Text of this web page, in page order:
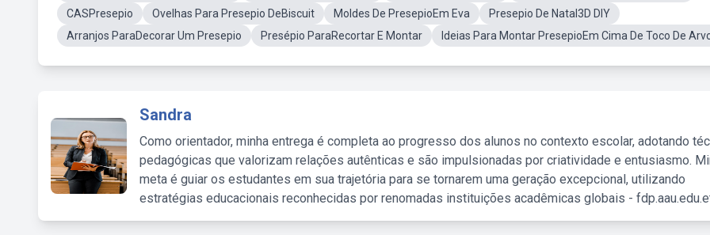
CASPresepio
Ovelhas Para Presepio DeBiscuit Moldes De PresepioEm Eva
Presepio De Natal3D DIY
Arranjos ParaDecorar Um Presepio
Presépio ParaRecortar E Montar Ideias Para Montar PresepioEm Cima De Toco De
Sandra
Como orientador, minha entrega é completa ao progresso dos alunos no contexto escolar, adotando
pedagógicas que valorizam relações autênticas e são impulsionadas por criatividade e entusiasmo.
meta é guiar os estudantes em sua trajetória para se tornarem uma geração excepcional, utilizando
estratégias educacionais reconhecidas por renomadas instituições acadêmicas globais -